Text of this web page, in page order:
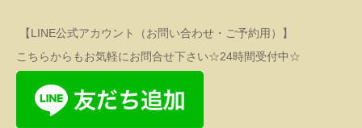
【LINE公式アカウント（お問い合わせ・ご予約用）】
こちらからもお気軽にお問合せ下さい☆24時間受付中☆